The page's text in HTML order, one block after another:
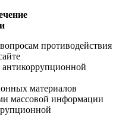
противодействия
материалов
массовой информации